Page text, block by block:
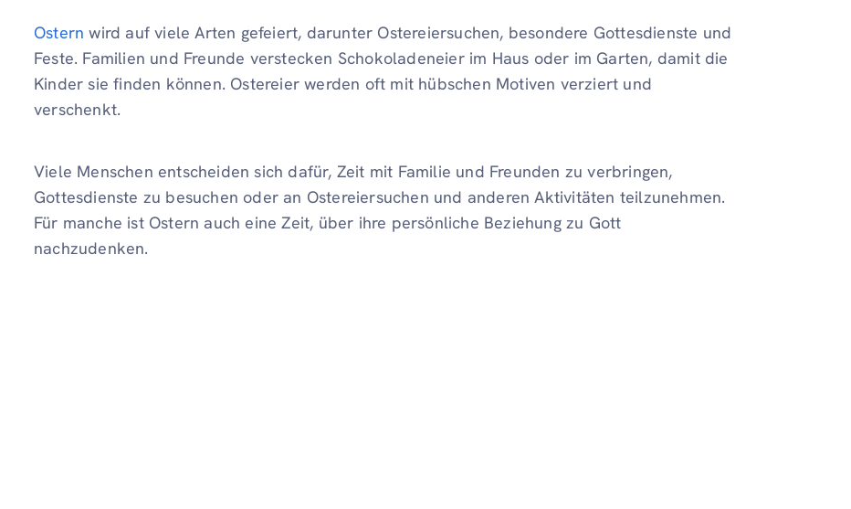
Ostern wird auf viele Arten gefeiert, darunter Ostereiersuchen, besondere Gottesdienste und
Feste. Familien und Freunde verstecken Schokoladeneier im Haus oder im Garten, damit die
Kinder sie finden können. Ostereier werden oft mit hübschen Motiven verziert und
verschenkt.
Viele Menschen entscheiden sich dafür, Zeit mit Familie und Freunden zu verbringen,
Gottesdienste zu besuchen oder an Ostereiersuchen und anderen Aktivitäten teilzunehmen.
Für manche ist Ostern auch eine Zeit, über ihre persönliche Beziehung zu Gott
nachzudenken.